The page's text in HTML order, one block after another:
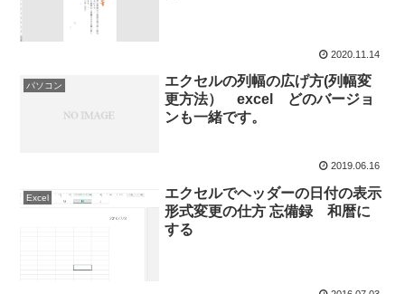
2020.11.14
パソコン
エクセルの列幅の広げ方(列幅変
更方法） excel どのバージョ
ンも一緒です。
2019.06.16
Excel
エクセルでヘッダーの日付の表示
形式変更の仕方 忘備録 和暦に
する